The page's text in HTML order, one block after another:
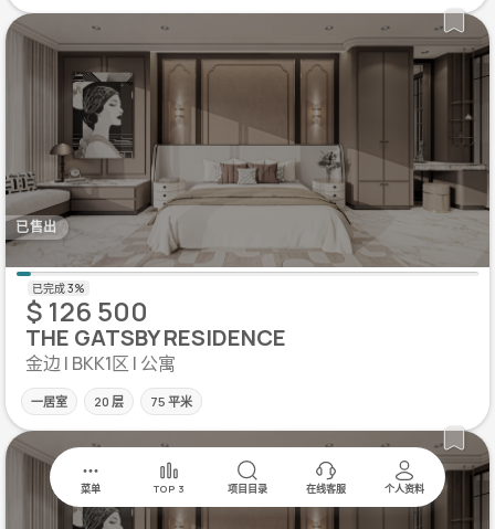
菜单 TOP 3 项目目录 在线客服 个人资料
已售出
$ 126 500
THE GATSBY RESIDENCE
金边 | BKK1区 | 公寓
一居室 20 层 75 平米